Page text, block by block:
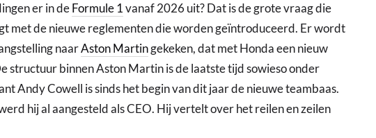
er in deFormule 1vanaf 2026 uit? Dat is de grote vraag die
met de nieuwe reglementen die worden geïntroduceerd. Er wordt
naarAston Martingekeken, dat met Honda een nieuw
structuur binnen Aston Martin is de laatste tijd sowieso onder
Andy Cowell is sinds het begin van dit jaar de nieuwe teambaas.
hij al aangesteld als CEO. Hij vertelt over het reilen en zeilen